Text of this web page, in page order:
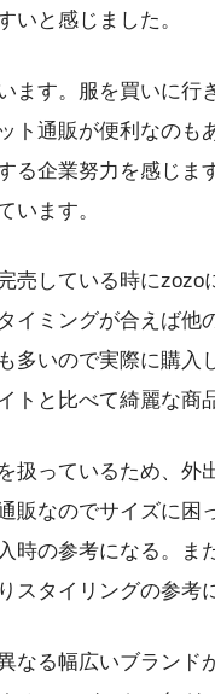
いと感じました。
ます。服を買いに
ト通販が便利なの
る企業努力を感じ
います。
売している時に
イミングが合えば
多いので実際に購入
トと比べて綺麗な商
扱っているため、
販なのでサイズに困
時の参考になる。ま
スタイリングの参考
なる幅広いブラン